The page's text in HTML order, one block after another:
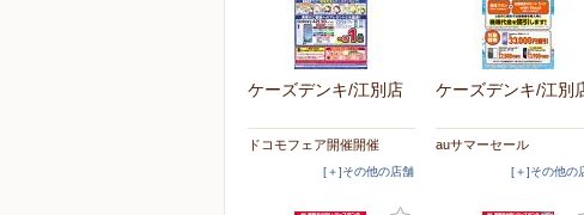
ケーズデンキ/江別店
ドコモフェア開催開催
[＋]その他の店舗
ケーズデンキ/江別
auサマーセール
[＋]その他の